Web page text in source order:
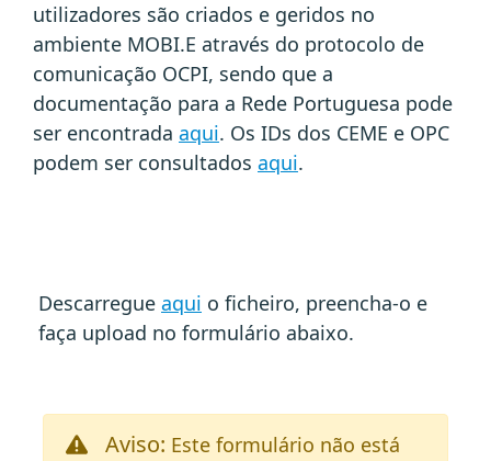
utilizadores são criados e geridos no
ambiente MOBI.E através do protocolo de
comunicação OCPI, sendo que a
documentação para a Rede Portuguesa pode
ser encontrada aqui. Os IDs dos CEME e OPC
podem ser consultados aqui.
Descarregue aqui o ficheiro, preencha-o e
faça upload no formulário abaixo.
Aviso: Este formulário não está